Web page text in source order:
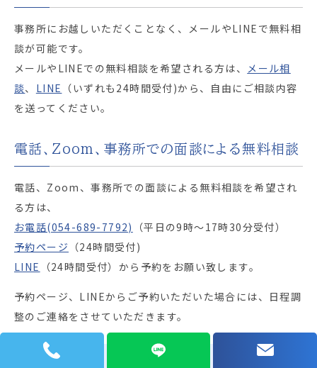
事務所にお越しいただくことなく、メールやLINEで無料相
談が可能です。
メールやLINEでの無料相談を希望される方は、
メール相
談、 LINE （いずれも24時間受付)から、自由にご相談内容
を送ってください。
電話、Zoom、事務所での面談による無料相談
電話、Zoom、事務所での面談による無料相談を希望され
る方は、
お電話(054-689-7792)
（平日の9時～17時30分受付）
予約ページ （24時間受付)
LINE
（24時間受付）から予約をお願い致します。
予約ページ、LINEからご予約いただいた場合には、日程調
整のご連絡をさせていただきます。